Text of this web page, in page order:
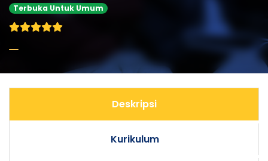
Terbuka Untuk Umum
Deskripsi
Kurikulum